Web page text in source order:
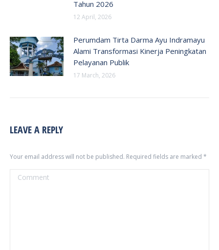
Tahun 2026
12 April, 2026
Perumdam Tirta Darma Ayu Indramayu
Alami Transformasi Kinerja Peningkatan
Pelayanan Publik
17 March, 2026
LEAVE A REPLY
Your email address will not be published. Required fields are marked *
Comment